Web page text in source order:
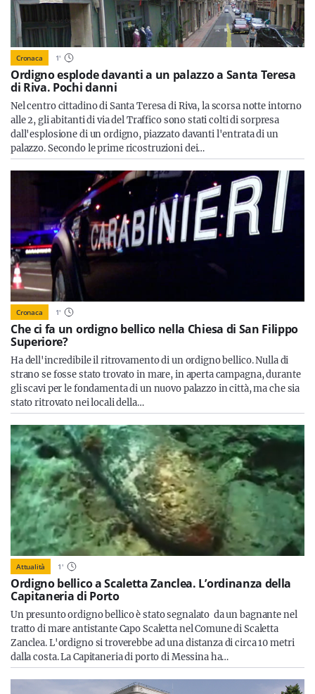
Cronaca 1'
Ordigno esplode davanti a un palazzo a Santa Teresa
di Riva. Pochi danni
Nel centro cittadino di Santa Teresa di Riva, la scorsa notte intorno
alle 2, gli abitanti di via del Traffico sono stati colti di sorpresa
dall'esplosione di un ordigno, piazzato davanti l'entrata di un
palazzo. Secondo le prime ricostruzioni dei…
Cronaca 1'
Che ci fa un ordigno bellico nella Chiesa di San Filippo
Superiore?
Ha dell'incredibile il ritrovamento di un ordigno bellico. Nulla di
strano se fosse stato trovato in mare, in aperta campagna, durante
gli scavi per le fondamenta di un nuovo palazzo in città, ma che sia
stato ritrovato nei locali della…
Attualità 1'
Ordigno bellico a Scaletta Zanclea. L’ordinanza della
Capitaneria di Porto
Un presunto ordigno bellico è stato segnalato da un bagnante nel
tratto di mare antistante Capo Scaletta nel Comune di Scaletta
Zanclea. L'ordigno si troverebbe ad una distanza di circa 10 metri
dalla costa. La Capitaneria di porto di Messina ha…